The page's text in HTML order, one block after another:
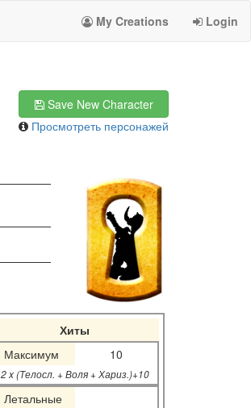
My Creations Login
Save New Character
Просмотреть персонажей
Хиты
Максимум
10
2 x (Телосл. + Воля + Хариз.)+10
Летальные